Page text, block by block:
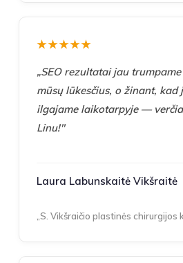
★★★★★
„SEO rezultatai jau
mūsų lūkesčius, o žinant, kad
ilgajame laikotarpyje —
Linu!"
Laura Labunskaitė Vikšraitė
„S. Vikšraičio plastinės chirurgijos